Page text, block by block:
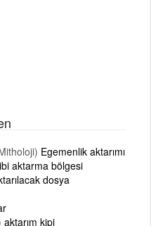
Egemenlik aktarımı
aktarma bölgesi
dosya
aktarım kipi